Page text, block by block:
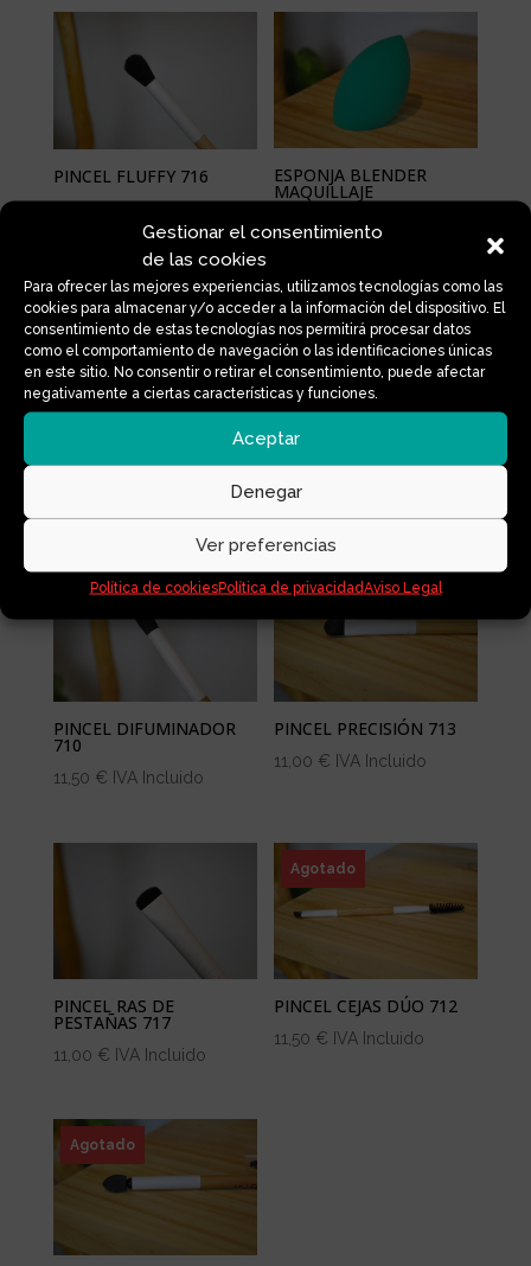
Gestionar el consentimiento
de las cookies
Para ofrecer las mejores experiencias, utilizamos tecnologías como las
cookies para almacenar y/o acceder a la información del dispositivo. El
consentimiento de estas tecnologías nos permitirá procesar datos
como el comportamiento de navegación o las identificaciones únicas
en este sitio. No consentir o retirar el consentimiento, puede afectar
negativamente a ciertas características y funciones.
Aceptar
Denegar
Ver preferencias
Política de cookiesPolítica de privacidadAviso Legal
PINCEL FLUFFY 716 ESPONJA BLENDER
MAQUILLAJE
7,00€ IVA Incluido
GATO 704
PINCEL BOLA 705
10,50
PINCEL DIFUMINADOR
710
11,50 € IVA Incluido
Agotado
PINCEL PRECISIÓN 713
11,00 € IVA Incluido
PINCEL RAS DE
PESTAÑAS 717
11,00 € IVA Incluido
Agotado
PINCEL CEJAS DÚO 712
11,50 € IVA Incluido
Agotado